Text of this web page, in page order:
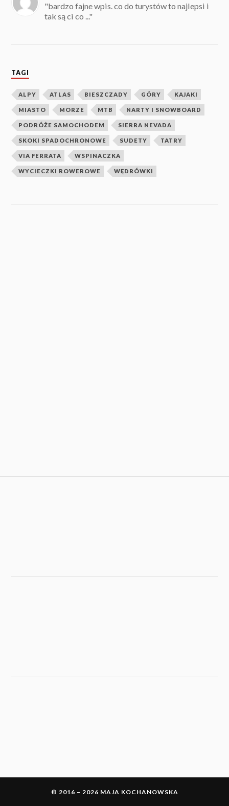
"bardzo fajne wpis. co do turystów to najlepsi i
tak są ci co ..."
TAGI
ALPY ATLAS BIESZCZADY GÓRY KAJAKI
MIASTO MORZE MTB NARTY I SNOWBOARD
PODRÓŻE SAMOCHODEM SIERRA NEVADA
SKOKI SPADOCHRONOWE SUDETY TATRY
VIA FERRATA WSPINACZKA
WYCIECZKI ROWEROWE WĘDRÓWKI
© 2016 – 2026 MAJA KOCHANOWSKA